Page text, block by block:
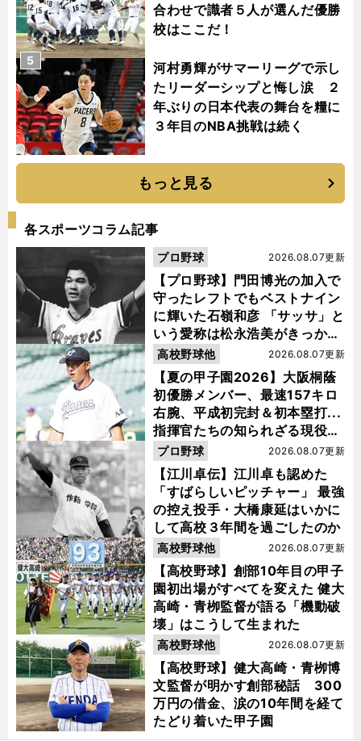
合わせで識者５人が選んだ優勝
校はここだ！
河村勇輝がサマーリーグで示し
たリーダーシップと悔し涙 ２
年ぶりの日本代表の舞台を糧に
３年目のNBA挑戦は続く
5
もっと見る
各スポーツコラム記事
【プロ野球】門田博光の加入で
守ったレフトでもベストナイン
に輝いた石嶺和彦 「サッサ」と
いう愛称は松永浩美がきっか
け？
2026.08.07更新
プロ野球
【夏の甲子園2026】大阪桐蔭
初優勝メンバー、最速157キロ
右腕、平成初完封＆初本塁打...
指揮官たちの知られざる現役時
代
2026.08.07更新
高校野球他
【江川卓伝】江川卓も認めた
「すばらしいピッチャー」 最強
の控え投手・大橋康延はいかに
して高校３年間を過ごしたのか
2026.08.07更新
プロ野球
【高校野球】創部10年目の甲子
園初出場がすべてを変えた 健大
高崎・青栁監督が語る「機動破
壊」はこうして生まれた
2026.08.07更新
高校野球他
【高校野球】健大高崎・青栁博
文監督が明かす創部秘話 300
万円の借金、涙の10年間を経て
たどり着いた甲子園
2026.08.07更新
高校野球他